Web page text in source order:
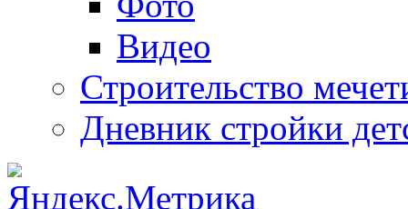
Видео
Строительство
Дневник стройки